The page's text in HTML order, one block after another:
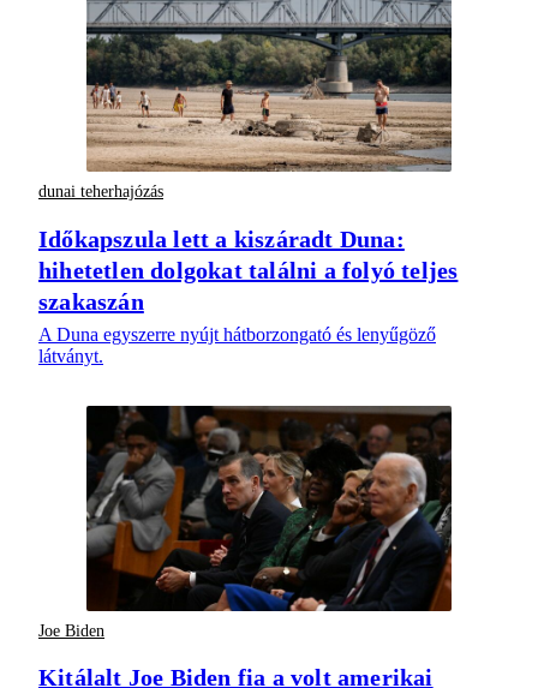
dunai teherhajózás
Időkapszula lett a kiszáradt Duna:
hihetetlen dolgokat találni a folyó teljes
szakaszán
A Duna egyszerre nyújt hátborzongató és lenyűgöző
látványt.
Joe Biden
Kitálalt Joe Biden fia a volt amerikai